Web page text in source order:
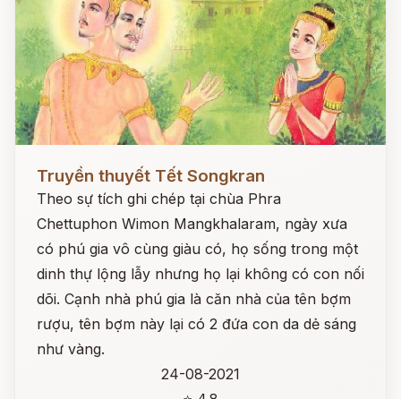
Đọc ngay
Truyền thuyết Tết Songkran
Theo sự tích ghi chép tại chùa Phra
Chettuphon Wimon Mangkhalaram, ngày xưa
có phú gia vô cùng giàu có, họ sống trong một
dinh thự lộng lẫy nhưng họ lại không có con nối
dõi. Cạnh nhà phú gia là căn nhà của tên bợm
rượu, tên bợm này lại có 2 đứa con da dẻ sáng
như vàng.
24-08-2021